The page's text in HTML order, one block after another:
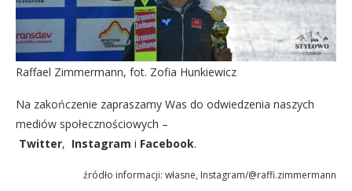
Raffael Zimmermann, fot. Zofia Hunkiewicz
Na zakończenie zapraszamy Was do odwiedzenia naszych
mediów społecznościowych –
Twitter, Instagram i Facebook.
źródło informacji: własne, Instagram/@raffi.zimmermann